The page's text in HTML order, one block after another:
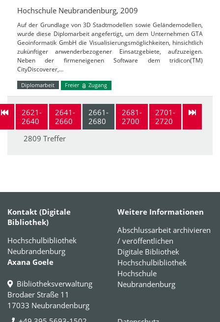
Hochschule Neubrandenburg, 2009
Auf der Grundlage von 3D Stadtmodellen sowie Geländemodellen,
wurde diese Diplomarbeit angefertigt, um dem Unternehmen GTA
Geoinformatik GmbH die Visualisierungsmöglichkeiten, hinsichtlich
zukünftiger anwenderbezogener Einsatzgebiete, aufzuzeigen.
Neben der firmeneigenen Software dem tridicon(TM)
CityDiscoverer,…
Diplomarbeit Freier Zugang
2621-
2640
2641-
2660
2661-
2680
2681-
2700
2701-
2720
2809 Treffer
Kontakt (Digitale
Bibliothek)
Hochschulbibliothek
Neubrandenburg
Axana Goele
Bibliotheksverwaltung
Brodaer Straße 11
17033 Neubrandenburg
Weitere Informationen
Abschlussarbeit archivieren
/ veröffentlichen
Digitale Bibliothek
Hochschulbibliothek
Hochschule
Neubrandenburg